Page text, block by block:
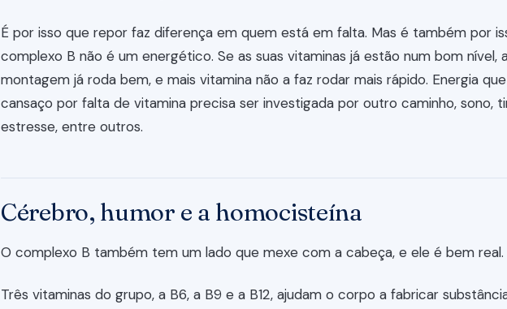
É por isso que repor faz diferença em quem está em falta. Mas é também por
complexo B não é um energético. Se as suas vitaminas já estão num bom nível,
montagem já roda bem, e mais vitamina não a faz rodar mais rápido. Energia
cansaço por falta de vitamina precisa ser investigada por outro caminho, sono,
estresse, entre outros.
Cérebro, humor e a homocisteína
O complexo B também tem um lado que mexe com a cabeça, e ele é bem real.
Três vitaminas do grupo, a B6, a B9 e a B12, ajudam o corpo a fabricar